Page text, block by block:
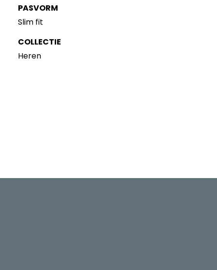
PASVORM
Slim fit
COLLECTIE
Heren